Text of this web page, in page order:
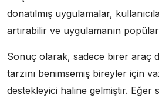
donatılmış uygulamalar,
artırabilir ve uygulamanın
Sonuç olarak, sadece birer araç
tarzını benimsemiş bireyler için
destekleyici haline gelmiştir. Eğer